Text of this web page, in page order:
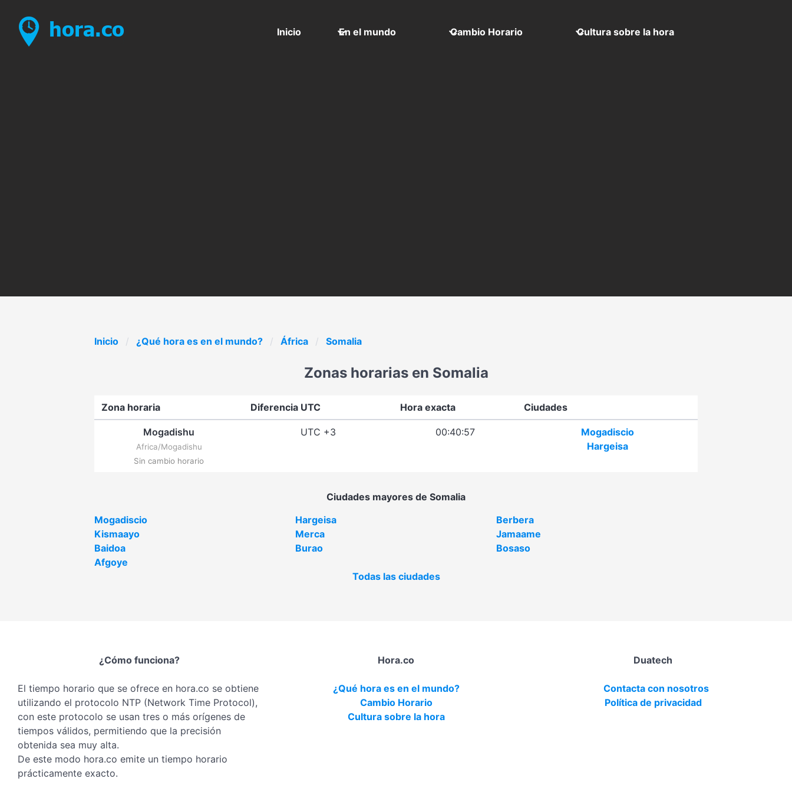
Inicio En el mundo Cambio Horario Cultura sobre la hora
Inicio ¿Qué hora es en el mundo? África Somalia
Zonas horarias en Somalia
Zona horaria Diferencia UTC Hora exacta Ciudades
Mogadishu
Africa/Mogadishu
Sin cambio horario
UTC +3 00:40:57
Mogadiscio
Hargeisa
Ciudades mayores de Somalia
Mogadiscio
Hargeisa
Berbera
Kismaayo
Merca
Jamaame
Baidoa
Burao
Bosaso
Afgoye
Todas las ciudades
¿Cómo funciona?
El tiempo horario que se ofrece en hora.co se obtiene
utilizando el protocolo NTP (Network Time Protocol),
con este protocolo se usan tres o más orígenes de
tiempos válidos, permitiendo que la precisión
obtenida sea muy alta.
De este modo hora.co emite un tiempo horario
prácticamente exacto.
Hora.co
¿Qué hora es en el mundo?
Cambio Horario
Cultura sobre la hora
Duatech
Contacta con nosotros
Política de privacidad